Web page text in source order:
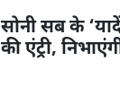
सोनी सब के
की एंट्री,